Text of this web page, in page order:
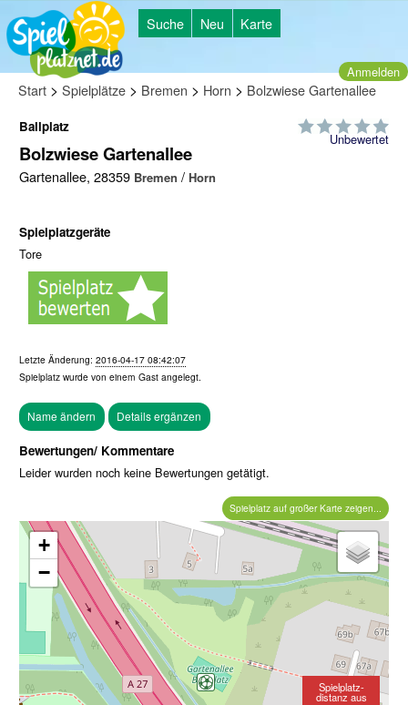
Suche Neu Karte
Anmelden
Start > Spielplätze > Bremen > Horn > Bolzwiese Gartenallee
Unbewertet
Ballplatz
Bolzwiese Gartenallee
Gartenallee, 28359 Bremen / Horn
Spielplatzgeräte
Tore
Letzte Änderung: 2016-04-17 08:42:07
Spielplatz wurde von einem Gast angelegt.
Bewertungen/ Kommentare
Leider wurden noch keine Bewertungen getätigt.
Spielplatz auf großer Karte zeigen...
+
−
Spielplatz-
distanz aus